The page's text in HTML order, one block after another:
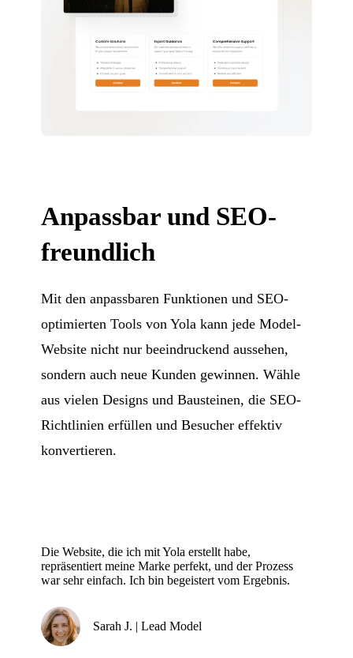
Anpassbar und SEO-
freundlich
Mit den anpassbaren Funktionen und SEO-
optimierten Tools von Yola kann jede Model-
Website nicht nur beeindruckend aussehen,
sondern auch neue Kunden gewinnen. Wähle
aus vielen Designs und Bausteinen, die SEO-
Richtlinien erfüllen und Besucher effektiv
konvertieren.
Die Website, die ich mit Yola erstellt habe,
repräsentiert meine Marke perfekt, und der Prozess
war sehr einfach. Ich bin begeistert vom Ergebnis.
Sarah J. | Lead Model